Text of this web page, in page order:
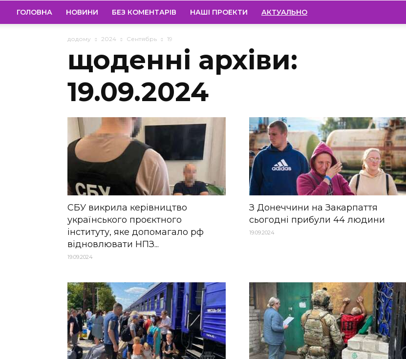
ГОЛОВНА НОВИНИ БЕЗ КОМЕНТАРІВ НАШІ ПРОЕКТИ АКТУАЛЬНО
додому 2024 Сентябрь 19
щоденні архіви:
19.09.2024
СБУ викрила керівництво
українського проєктного
інституту, яке допомагало рф
відновлювати НПЗ...
19.09.2024
З Донеччини на Закарпаття
сьогодні прибули 44 людини
19.09.2024